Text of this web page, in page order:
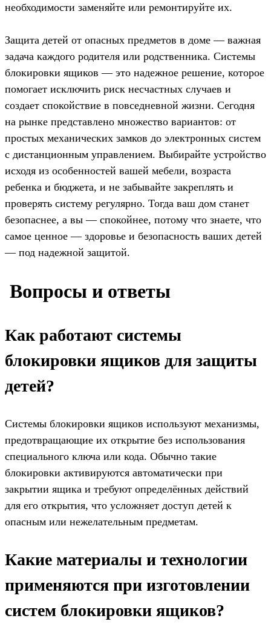
необходимости заменяйте или ремонтируйте их.
Защита детей от опасных предметов в доме — важная
задача каждого родителя или родственника. Системы
блокировки ящиков — это надежное решение, которое
помогает исключить риск несчастных случаев и
создает спокойствие в повседневной жизни. Сегодня
на рынке представлено множество вариантов: от
простых механических замков до электронных систем
с дистанционным управлением. Выбирайте устройство
исходя из особенностей вашей мебели, возраста
ребенка и бюджета, и не забывайте закреплять и
проверять систему регулярно. Тогда ваш дом станет
безопаснее, а вы — спокойнее, потому что знаете, что
самое ценное — здоровье и безопасность ваших детей
— под надежной защитой.
️ Вопросы и ответы
Как работают системы
блокировки ящиков для защиты
детей?
Системы блокировки ящиков используют механизмы,
предотвращающие их открытие без использования
специального ключа или кода. Обычно такие
блокировки активируются автоматически при
закрытии ящика и требуют определённых действий
для его открытия, что усложняет доступ детей к
опасным или нежелательным предметам.
Какие материалы и технологии
применяются при изготовлении
систем блокировки ящиков?